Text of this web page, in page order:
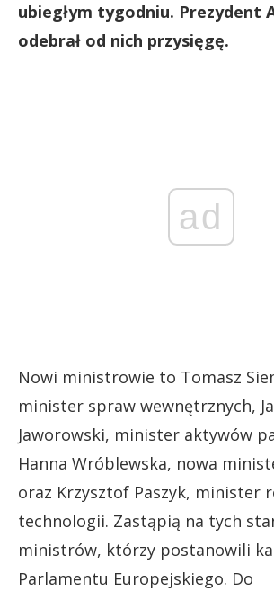
ubiegłym tygodniu. Prezydent
odebrał od nich przysięgę.
ad
Nowi ministrowie to Tomasz
minister spraw wewnętrznych,
Jaworowski, minister aktywów
Hanna Wróblewska, nowa
oraz Krzysztof Paszyk, minister
technologii. Zastąpią na tych
ministrów, którzy postanowili
Parlamentu Europejskiego. Do